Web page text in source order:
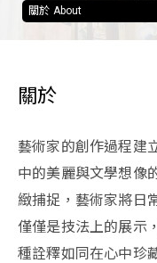
關於 About
關於
藝術家的創作過程建
中的美麗與文學想像
緻捕捉，藝術家將日
僅僅是技法上的展示
種詮釋如同在心中珍